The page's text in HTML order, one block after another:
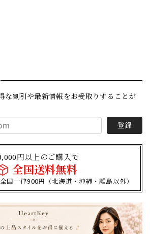
な割引や最新情報をお受取りすることが
登録
円以上のご購入で
全国送料無料
国一律900円（北海道・沖縄・離島以外）